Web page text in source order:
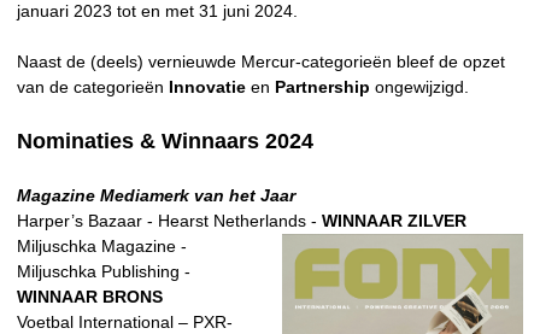
januari 2023 tot en met 31 juni 2024.
Naast de (deels) vernieuwde Mercur-categorieën bleef de opzet
van de categorieën Innovatie en Partnership ongewijzigd.
Nominaties & Winnaars 2024
Magazine Mediamerk van het Jaar
Harper’s Bazaar - Hearst Netherlands - WINNAAR ZILVER
Miljuschka Magazine -
Miljuschka Publishing -
WINNAAR BRONS
Voetbal International – PXR-